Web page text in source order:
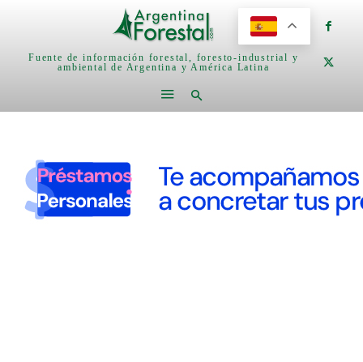
Fuente de información forestal, foresto-industrial y
ambiental de Argentina y América Latina